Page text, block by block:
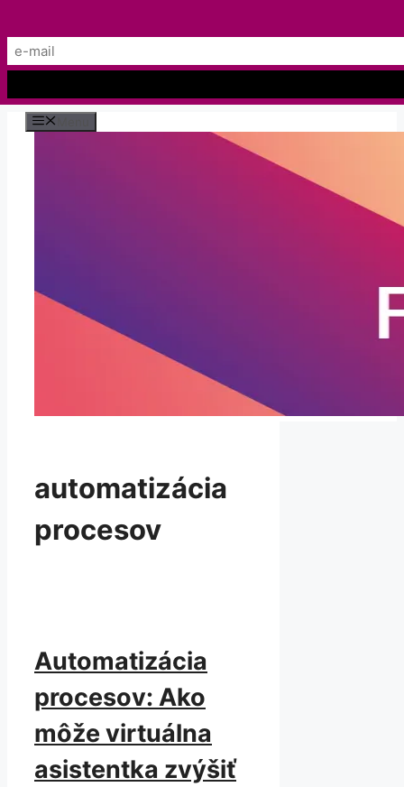
Preskočiť
automatizácia
procesov
Automatizácia
procesov: Ako
môže virtuálna
asistentka zvýšiť